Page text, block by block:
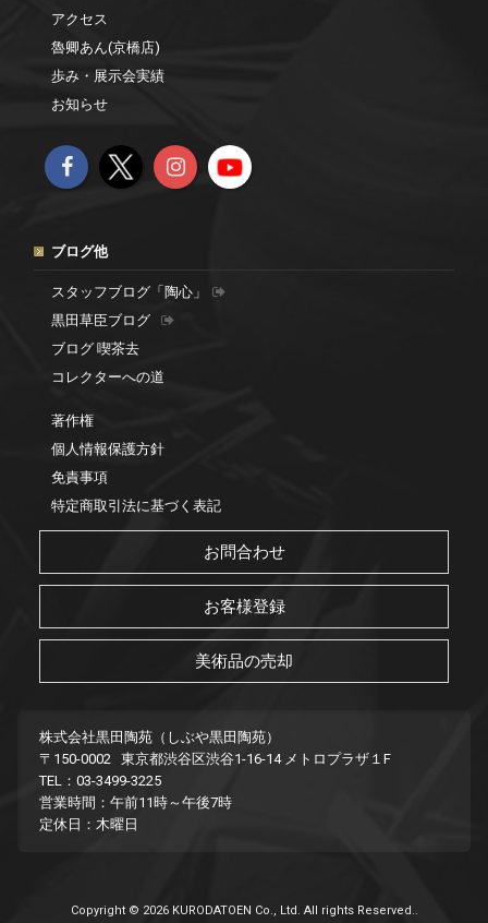
アクセス
魯卿あん(京橋店)
歩み・展示会実績
お知らせ
ブログ他
スタッフブログ「陶心」
黒田草臣ブログ
ブログ 喫茶去
コレクターへの道
著作権
個人情報保護方針
免責事項
特定商取引法に基づく表記
お問合わせ
お客様登録
美術品の売却
株式会社黒田陶苑（しぶや黒田陶苑）
〒150-0002 東京都渋谷区渋谷1-16-14 メトロプラザ１F
TEL：03-3499-3225
営業時間：午前11時～午後7時
定休日：木曜日
Copyright © 2026 KURODATOEN Co., Ltd. All rights Reserved..